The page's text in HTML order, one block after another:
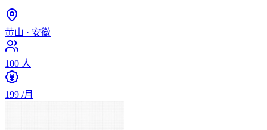
黄山 · 安徽
100 人
199 /月